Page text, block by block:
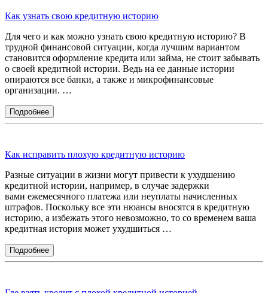
Как узнать свою кредитную историю
Для чего и как можно узнать свою кредитную историю? В
трудной финансовой ситуации, когда лучшим вариантом
становится оформление кредита или займа, не стоит забывать
о своей кредитной истории. Ведь на ее данные истории
опираются все банки, а также и микрофинансовые
организации. …
Как исправить плохую кредитную историю
Разные ситуации в жизни могут привести к ухудшению
кредитной истории, например, в случае задержки
вами ежемесячного платежа или неуплаты начисленных
штрафов. Поскольку все эти нюансы вносятся в кредитную
историю, а избежать этого невозможно, то со временем ваша
кредитная история может ухудшиться …